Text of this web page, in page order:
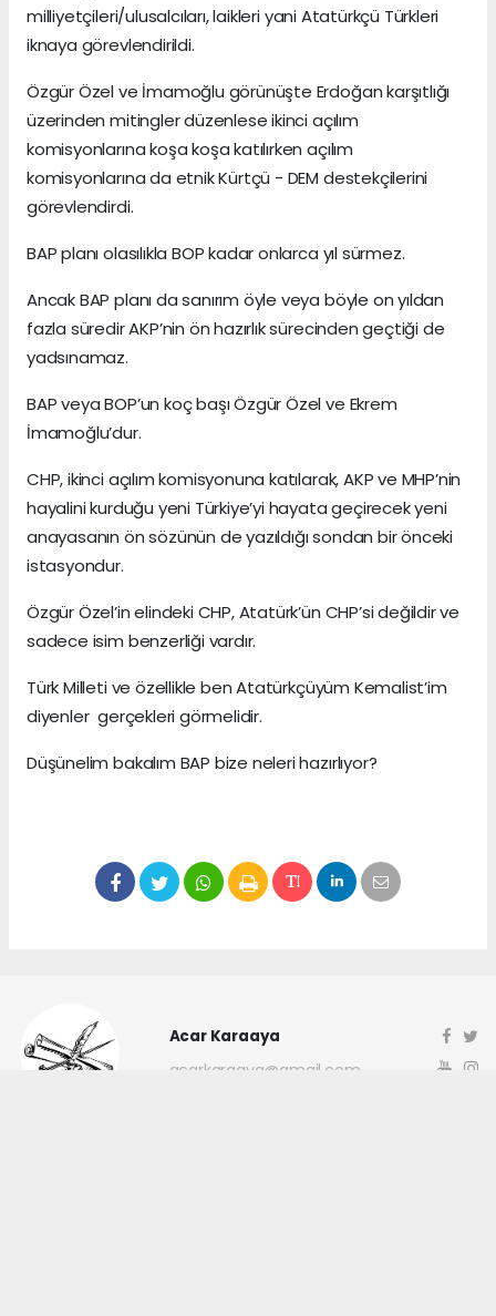
milliyetçileri/ulusalcıları, laikleri yani Atatürkçü Türkleri
iknaya görevlendirildi.
Özgür Özel ve İmamoğlu görünüşte Erdoğan karşıtlığı
üzerinden mitingler düzenlese ikinci açılım
komisyonlarına koşa koşa katılırken açılım
komisyonlarına da etnik Kürtçü - DEM destekçilerini
görevlendirdi.
BAP planı olasılıkla BOP kadar onlarca yıl sürmez.
Ancak BAP planı da sanırım öyle veya böyle on yıldan
fazla süredir AKP’nin ön hazırlık sürecinden geçtiği de
yadsınamaz.
BAP veya BOP’un koç başı Özgür Özel ve Ekrem
İmamoğlu’dur.
CHP, ikinci açılım komisyonuna katılarak, AKP ve MHP’nin
hayalini kurduğu yeni Türkiye’yi hayata geçirecek yeni
anayasanın ön sözünün de yazıldığı sondan bir önceki
istasyondur.
Özgür Özel’in elindeki CHP, Atatürk’ün CHP’si değildir ve
sadece isim benzerliği vardır.
Türk Milleti ve özellikle ben Atatürkçüyüm Kemalist’im
diyenler gerçekleri görmelidir.
Düşünelim bakalım BAP bize neleri hazırlıyor?
Acar Karaaya
acarkaraaya@gmail.com